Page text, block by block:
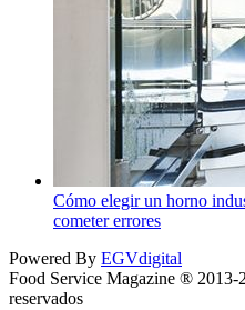
Cómo elegir un horno
cometer errores
Powered By EGVdigital
Food Service Magazine ® 2013-
reservados